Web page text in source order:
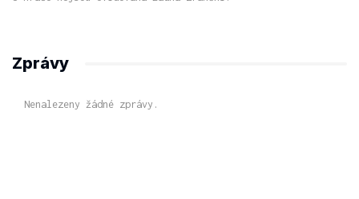
Zprávy
Nenalezeny žádné zprávy.